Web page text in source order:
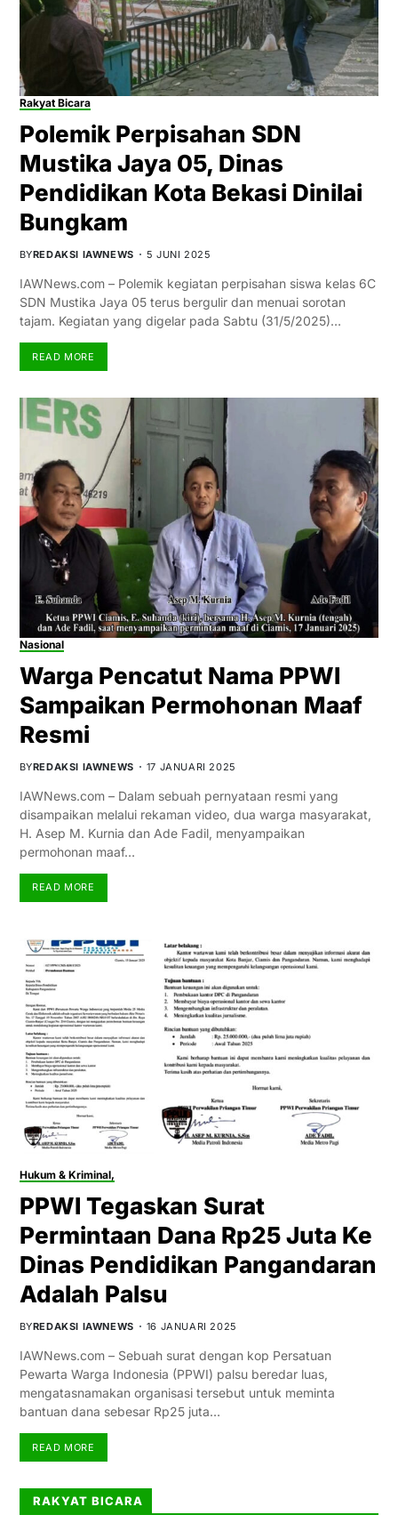
Rakyat Bicara
Polemik Perpisahan SDN
Mustika Jaya 05, Dinas
Pendidikan Kota Bekasi Dinilai
Bungkam
BYREDAKSI IAWNEWS 5 JUNI 2025
IAWNews.com – Polemik kegiatan perpisahan siswa kelas 6C
SDN Mustika Jaya 05 terus bergulir dan menuai sorotan
tajam. Kegiatan yang digelar pada Sabtu (31/5/2025)…
READ MORE
Nasional
Warga Pencatut Nama PPWI
Sampaikan Permohonan Maaf
Resmi
BYREDAKSI IAWNEWS 17 JANUARI 2025
IAWNews.com – Dalam sebuah pernyataan resmi yang
disampaikan melalui rekaman video, dua warga masyarakat,
H. Asep M. Kurnia dan Ade Fadil, menyampaikan
permohonan maaf…
READ MORE
Hukum & Kriminal,
PPWI Tegaskan Surat
Permintaan Dana Rp25 Juta Ke
Dinas Pendidikan Pangandaran
Adalah Palsu
BYREDAKSI IAWNEWS 16 JANUARI 2025
IAWNews.com – Sebuah surat dengan kop Persatuan
Pewarta Warga Indonesia (PPWI) palsu beredar luas,
mengatasnamakan organisasi tersebut untuk meminta
bantuan dana sebesar Rp25 juta…
READ MORE
RAKYAT BICARA